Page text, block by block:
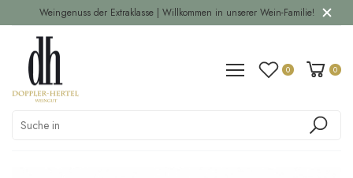
Weingenuss der Extraklasse | Willkommen in unserer Wein-Familie!
0 0